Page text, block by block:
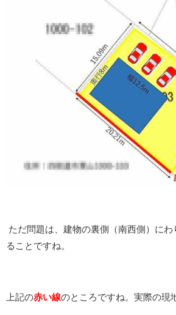
ただ問題は、建物の裏側（南西側）に
ることですね。
上記の赤い線のところですね。実際の現